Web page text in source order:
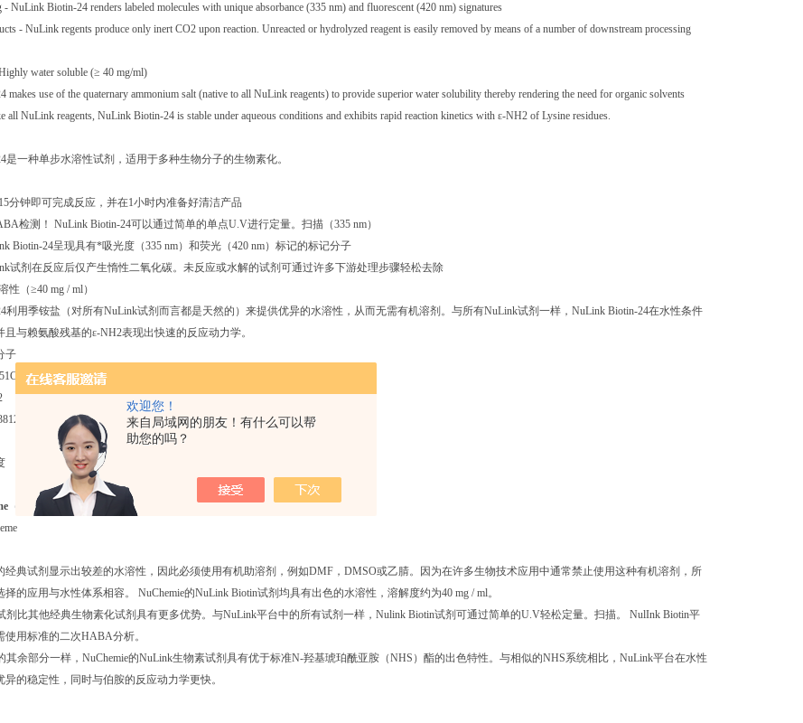
欢迎您！
来自局域网的朋友！有什么可以帮
助您的吗？
NuLink Biotin-24 renders labeled molecules with unique absorbance (335 nm) and fluorescent (420 nm) signatures
- NuLink regents produce only inert CO2 upon reaction. Unreacted or hydrolyzed reagent is easily removed by means of a number of downstream processing
water soluble (≥ 40 mg/ml)
makes use of the quaternary ammonium salt (native to all NuLink reagents) to provide superior water solubility thereby rendering the need for organic solvents
all NuLink reagents, NuLink Biotin-24 is stable under aqueous conditions and exhibits rapid reaction kinetics with ε-NH2 of Lysine residues.
是一种单步水溶性试剂，适用于多种生物分子的生物素化。
分钟即可完成反应，并在1小时内准备好清洁产品
检测！ NuLink Biotin-24可以通过简单的单点U.V进行定量。扫描（335 nm）
Biotin-24呈现具有*吸光度（335 nm）和荧光（420 nm）标记的标记分子
试剂在反应后仅产生惰性二氧化碳。未反应或水解的试剂可通过许多下游处理步骤轻松去除
性（≥40 mg / ml）
利用季铵盐（对所有NuLink试剂而言都是天然的）来提供优异的水溶性，从而无需有机溶剂。与所有NuLink试剂一样，NuLink Biotin-24在水性条件
且与赖氨酸残基的ε-NH2表现出快速的反应动力学。
子
M-1 cm-1； 校正系数（C280）= 0.3328
（反应示意图）
经典试剂显示出较差的水溶性，因此必须使用有机助溶剂，例如DMF，DMSO或乙腈。因为在许多生物技术应用中通常禁止使用这种有机溶剂，所
择的应用与水性体系相容。 NuChemie的NuLink Biotin试剂均具有出色的水溶性，溶解度约为40 mg / ml。
剂比其他经典生物素化试剂具有更多优势。与NuLink平台中的所有试剂一样，Nulink Biotin试剂可通过简单的U.V轻松定量。扫描。 NulInk Biotin平
使用标准的二次HABA分析。
其余部分一样，NuChemie的NuLink生物素试剂具有优于标准N-羟基琥珀酰亚胺（NHS）酯的出色特性。与相似的NHS系统相比，NuLink平台在水性
异的稳定性，同时与伯胺的反应动力学更快。